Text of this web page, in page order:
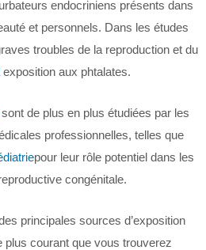
endocriniens présents dans
et personnels. Dans les études
troubles de la reproduction et du
exposition aux phtalates.
sont de plus en plus étudiées par les
professionnelles, telles que
pour leur rôle potentiel dans les
congénitale.
principales sources d’exposition
plus courant que vous trouverez